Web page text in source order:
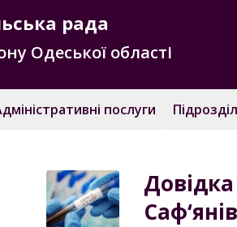
рада
Одеської області
послуги